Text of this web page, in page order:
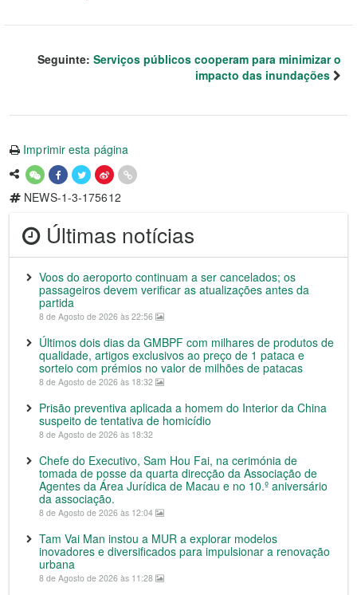
Seguinte: Serviços públicos cooperam para minimizar o
impacto das inundações
Imprimir esta página
NEWS-1-3-175612
Últimas notícias
Voos do aeroporto continuam a ser cancelados; os
passageiros devem verificar as atualizações antes da
partida
8 de Agosto de 2026 às 22:56
Últimos dois dias da GMBPF com milhares de produtos de
qualidade, artigos exclusivos ao preço de 1 pataca e
sorteio com prémios no valor de milhões de patacas
8 de Agosto de 2026 às 18:32
Prisão preventiva aplicada a homem do Interior da China
suspeito de tentativa de homicídio
8 de Agosto de 2026 às 18:32
Chefe do Executivo, Sam Hou Fai, na cerimónia de
tomada de posse da quarta direcção da Associação de
Agentes da Área Jurídica de Macau e no 10.º aniversário
da associação.
8 de Agosto de 2026 às 12:04
Tam Vai Man instou a MUR a explorar modelos
inovadores e diversificados para impulsionar a renovação
urbana
8 de Agosto de 2026 às 11:28